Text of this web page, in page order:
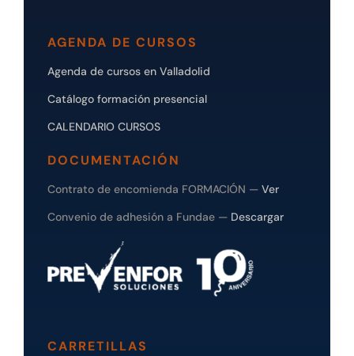
AGENDA DE CURSOS
Agenda de cursos en Valladolid
Catálogo formación presencial
CALENDARIO CURSOS
DOCUMENTACIÓN
Contrato de encomienda FORMACIÓN — Ver
Convenio de adhesión a Fundae — Descargar
CARRETILLAS